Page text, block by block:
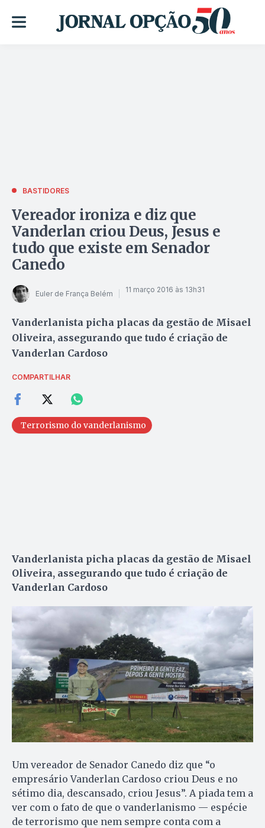
BASTIDORES
Vereador ironiza e diz que
Vanderlan criou Deus, Jesus e
tudo que existe em Senador
Canedo
Euler de França Belém 11 março 2016 às 13h31
Vanderlanista picha placas da gestão de Misael
Oliveira, assegurando que tudo é criação de
Vanderlan Cardoso
COMPARTILHAR
Terrorismo do vanderlanismo
Vanderlanista picha placas da gestão de Misael
Oliveira, assegurando que tudo é criação de
Vanderlan Cardoso
Um vereador de Senador Canedo diz que “o
empresário Vanderlan Cardoso criou Deus e no
sétimo dia, descansado, criou Jesus”. A piada tem a
ver com o fato de que o vanderlanismo — espécie
de terrorismo que nem sempre conta com a